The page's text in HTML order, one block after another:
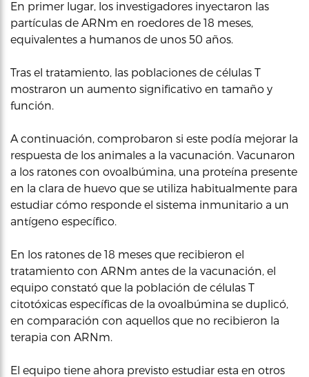
En primer lugar, los investigadores inyectaron las
partículas de ARNm en roedores de 18 meses,
equivalentes a humanos de unos 50 años.
Tras el tratamiento, las poblaciones de células T
mostraron un aumento significativo en tamaño y
función.
A continuación, comprobaron si este podía mejorar la
respuesta de los animales a la vacunación. Vacunaron
a los ratones con ovoalbúmina, una proteína presente
en la clara de huevo que se utiliza habitualmente para
estudiar cómo responde el sistema inmunitario a un
antígeno específico.
En los ratones de 18 meses que recibieron el
tratamiento con ARNm antes de la vacunación, el
equipo constató que la población de células T
citotóxicas específicas de la ovoalbúmina se duplicó,
en comparación con aquellos que no recibieron la
terapia con ARNm.
El equipo tiene ahora previsto estudiar esta en otros